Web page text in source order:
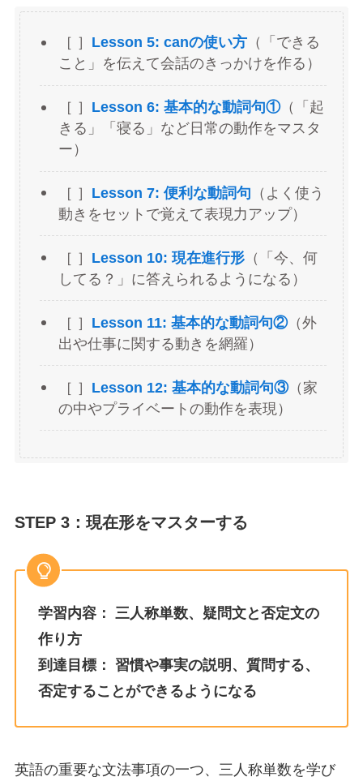
［ ］ Lesson 5: canの使い方（「できる
こと」を伝えて会話のきっかけを作る）
［ ］ Lesson 6: 基本的な動詞句①（「起
きる」「寝る」など日常の動作をマスタ
ー）
［ ］ Lesson 7: 便利な動詞句 （よく使う
動きをセットで覚えて表現力アップ）
［ ］ Lesson 10: 現在進行形（「今、何
してる？」に答えられるようになる）
［ ］ Lesson 11: 基本的な動詞句②（外
出や仕事に関する動きを網羅）
［ ］ Lesson 12: 基本的な動詞句③（家
の中やプライベートの動作を表現）
STEP 3：現在形をマスターする
学習内容： 三人称単数、疑問文と否定文の
作り方
到達目標： 習慣や事実の説明、質問する、
否定することができるようになる
英語の重要な文法事項の一つ、三人称単数を学び